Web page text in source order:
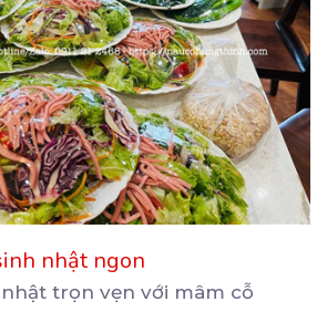
nhật ngon
trọn vẹn với mâm cỗ